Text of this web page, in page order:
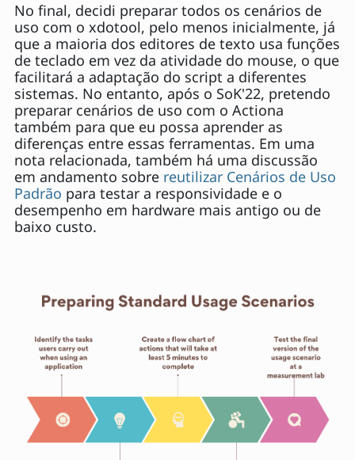
No final, decidi preparar todos os cenários de
uso com o xdotool, pelo menos inicialmente, já
que a maioria dos editores de texto usa funções
de teclado em vez da atividade do mouse, o que
facilitará a adaptação do script a diferentes
sistemas. No entanto, após o SoK'22, pretendo
preparar cenários de uso com o Actiona
também para que eu possa aprender as
diferenças entre essas ferramentas. Em uma
nota relacionada, também há uma discussão
em andamento sobre reutilizar Cenários de Uso
Padrão para testar a responsividade e o
desempenho em hardware mais antigo ou de
baixo custo.